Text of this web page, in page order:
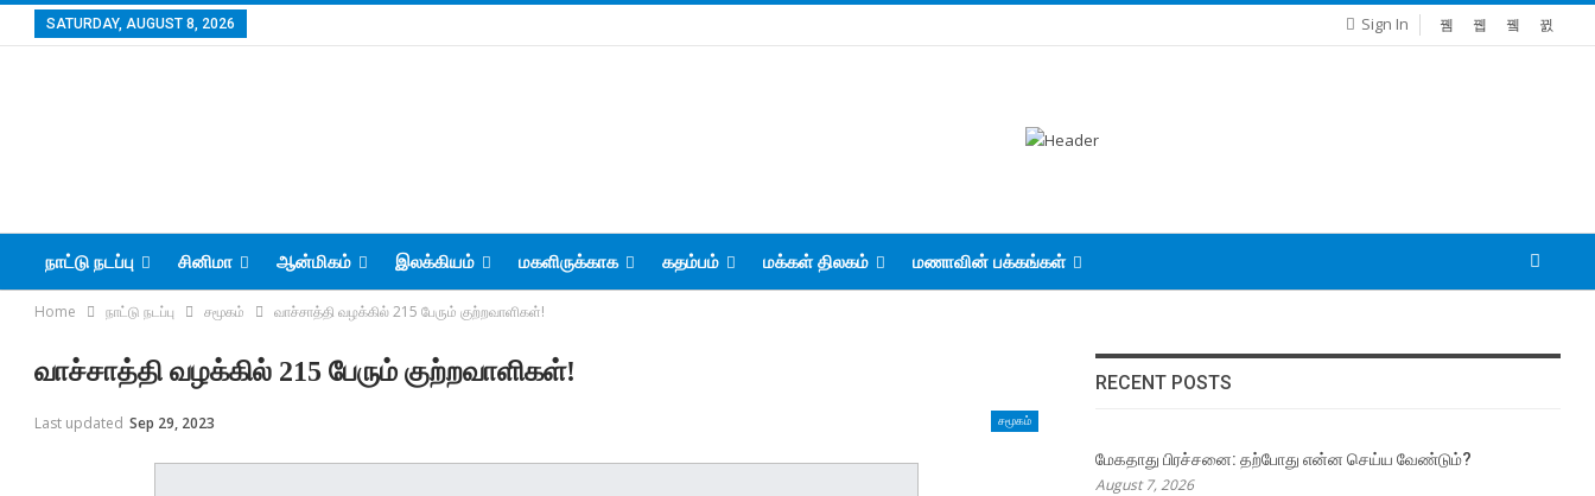
Sign In
SATURDAY, AUGUST 8, 2026
நாட்டு நடப்பு சினிமா ஆன்மிகம் இலக்கியம் மகளிருக்காக கதம்பம் மக்கள் திலகம் மணாவின் பக்கங்கள்
Home நாட்டு நடப்பு சமூகம் வாச்சாத்தி வழக்கில் 215 பேரும் குற்றவாளிகள்!
வாச்சாத்தி வழக்கில் 215 பேரும் குற்றவாளிகள்!
சமூகம்
Last updated Sep 29, 2023
RECENT POSTS
மேகதாது பிரச்சனை: தற்போது என்ன செய்ய வேண்டும்?
August 7, 2026